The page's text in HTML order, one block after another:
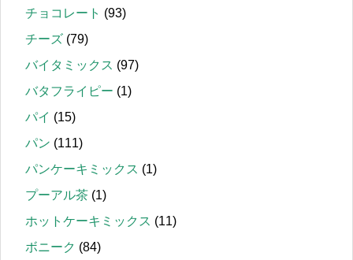
チョコレート (93)
チーズ (79)
バイタミックス (97)
バタフライピー (1)
パイ (15)
パン (111)
パンケーキミックス (1)
プーアル茶 (1)
ホットケーキミックス (11)
ボニーク (84)